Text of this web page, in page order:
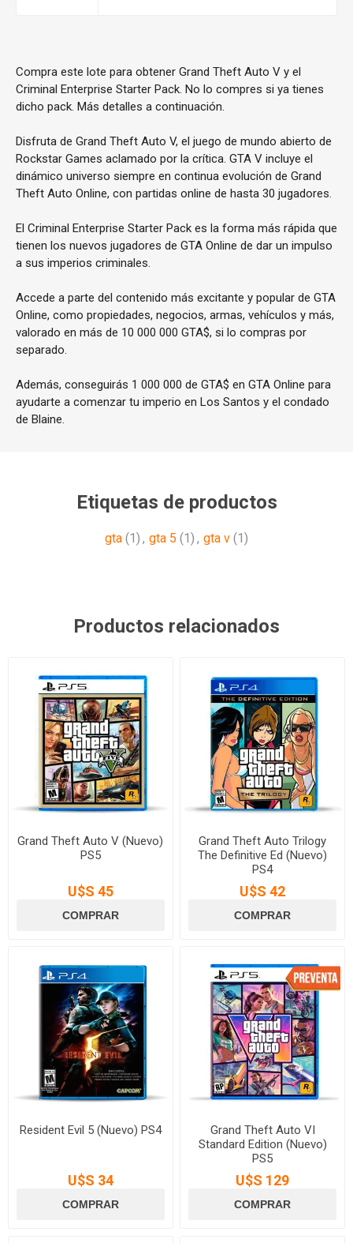
Compra este lote para obtener Grand Theft Auto V y el
Criminal Enterprise Starter Pack. No lo compres si ya tienes
dicho pack. Más detalles a continuación.
Disfruta de Grand Theft Auto V, el juego de mundo abierto de
Rockstar Games aclamado por la crítica. GTA V incluye el
dinámico universo siempre en continua evolución de Grand
Theft Auto Online, con partidas online de hasta 30 jugadores.
El Criminal Enterprise Starter Pack es la forma más rápida que
tienen los nuevos jugadores de GTA Online de dar un impulso
a sus imperios criminales.
Accede a parte del contenido más excitante y popular de GTA
Online, como propiedades, negocios, armas, vehículos y más,
valorado en más de 10 000 000 GTA$, si lo compras por
separado.
Además, conseguirás 1 000 000 de GTA$ en GTA Online para
ayudarte a comenzar tu imperio en Los Santos y el condado
de Blaine.
Etiquetas de productos
gta (1) , gta 5 (1) , gta v (1)
Productos relacionados
Grand Theft Auto V (Nuevo)
PS5
U$S 45
Grand Theft Auto Trilogy
The Definitive Ed (Nuevo)
PS4
U$S 42
Resident Evil 5 (Nuevo) PS4
U$S 34
Grand Theft Auto VI
Standard Edition (Nuevo)
PS5
U$S 129